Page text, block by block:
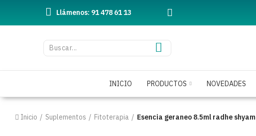
Llámenos: 91 478 61 13
INICIO PRODUCTOS NOVEDADES
Inicio Suplementos Fitoterapia Esencia geraneo 8.5ml radhe shyam